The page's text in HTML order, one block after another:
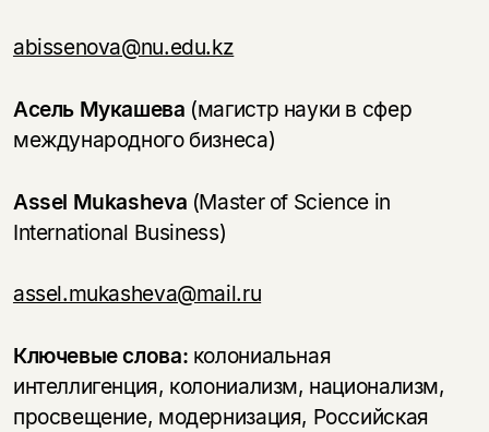
abissenova@nu.edu.kz
Асель Мукашева (магистр науки в сфер
международного бизнеса)
Assel Mukasheva (Master of Science in
International Business)
assel.mukasheva@mail.ru
Ключевые слова: колониальная
интеллигенция, колониализм, национализм,
просвещение, модернизация, Российская